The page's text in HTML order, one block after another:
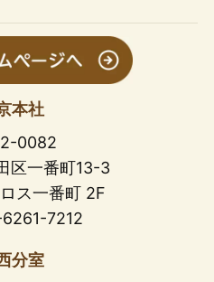
本社
0082
区一番町13-3
ス一番町 2F
7212
分室